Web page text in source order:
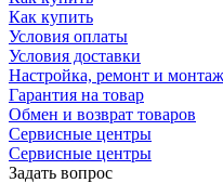
Как купить
Условия оплаты
Условия доставки
Настройка, ремонт и
Гарантия на товар
Обмен и возврат товаров
Сервисные центры
Сервисные центры
Задать вопрос